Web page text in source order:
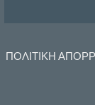
ΠΟΛΙΤΙΚΗ